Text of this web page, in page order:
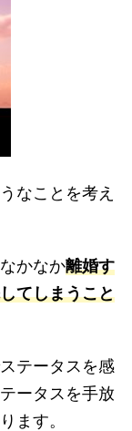
なことを考え
かなか離婚す
てしまうこと
テータスを感
ータスを手放
ます。